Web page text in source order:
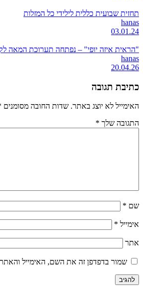
תחזית שבועית כללית לילידי כל המזלות
hanas
03.01.24
"הראית איזה יופי" – נפתחה תערוכת המאה
hanas
20.04.26
כתיבת תגובה
האימייל לא יוצג באתר. שדות החובה מסומנים
התגובה שלך *
שם *
אימייל *
אתר
שמור בדפדפן זה את השם, האימייל